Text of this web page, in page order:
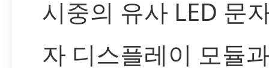
시중의 유사 LED 문
자 디스플레이 모듈